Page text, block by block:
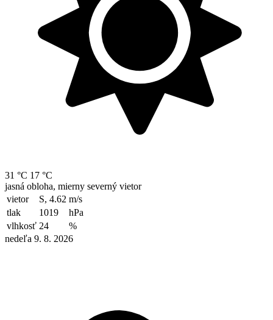
31 °C 17 °C
jasná obloha, mierny severný vietor
vietor
S, 4.62 m/s
tlak
1019
hPa
vlhkosť 24
%
nedeľa 9. 8. 2026